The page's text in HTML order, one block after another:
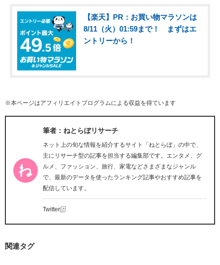
【楽天】PR：お買い物マラソンは
8/11（火）01:59まで！ まずはエ
ントリーから！
※本ページはアフィリエイトプログラムによる収益を得ています
筆者：ねとらぼリサーチ
ネット上の旬な情報を紹介するサイト「ねとらぼ」の中で、
主にリサーチ型の記事を担当する編集部です。エンタメ、グ
ルメ、ファッション、旅行、家電などさまざまなジャンル
で、最新のデータを使ったランキング記事やおすすめ記事を
配信しています。
Twitter
関連タグ